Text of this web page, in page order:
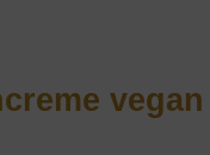
vegan